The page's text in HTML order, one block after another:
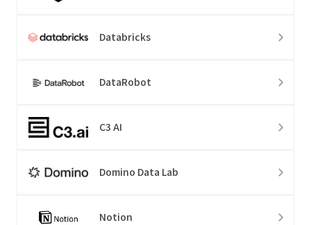
Databricks
DataRobot
C3 AI
Domino Data Lab
Notion